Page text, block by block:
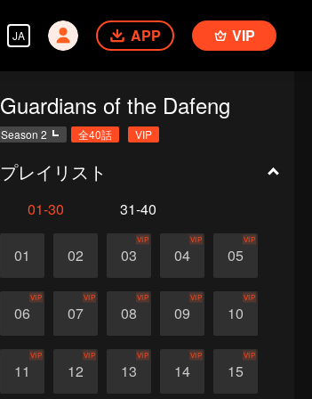
JA APP VIP
Guardians of the Dafeng
Season 2 全40話 VIP
プレイリスト
01-30 31-40
01 02 03
VIP
04
VIP
05
VIP
06
VIP
07
VIP
08
VIP
09
VIP
10
VIP
11
VIP
12
VIP
13
VIP
14
VIP
15
VIP